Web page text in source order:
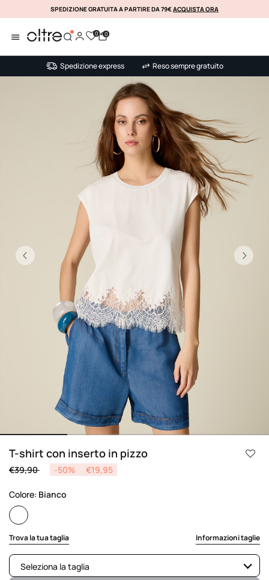
KLARNA
SPEDIZIONE GRATUITA A PARTIRE DA 79€ACQUISTA ORA
0 0
Spedizione express Reso sempre gratuito
Precedente
T-shirt con inserto in pizzo
Price reduced from
€39,90to -50% €19,95
Colore: Bianco
selected
Trova la tua taglia Informazioni taglie
Seleziona la taglia